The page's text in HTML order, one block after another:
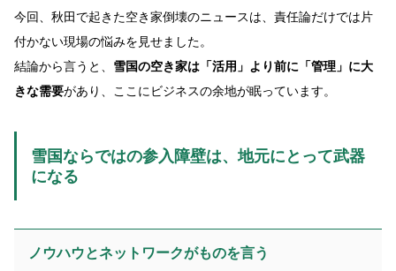
今回、秋田で起きた空き家倒壊のニュースは、責任論だけでは片
付かない現場の悩みを見せました。
結論から言うと、 雪国の空き家は「活用」より前に「管理」に大
きな需要があり、ここにビジネスの余地が眠っています。
雪国ならではの参入障壁は、地元にとって武器
になる
ノウハウとネットワークがものを言う